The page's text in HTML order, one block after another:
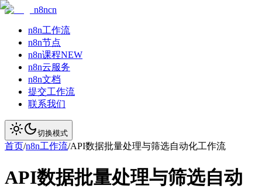
n8ncn
n8n工作流
n8n节点
n8n课程NEW
n8n云服务
n8n文档
提交工作流
联系我们
切换模式
首页/n8n工作流/API数据批量处理与筛选自动化工作流
API数据批量处理与筛选自动